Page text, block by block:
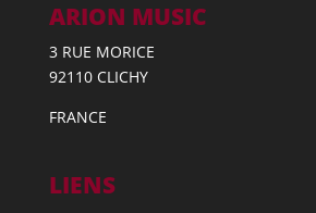
ARION MUSIC
3 RUE MORICE
92110 CLICHY
FRANCE
LIENS